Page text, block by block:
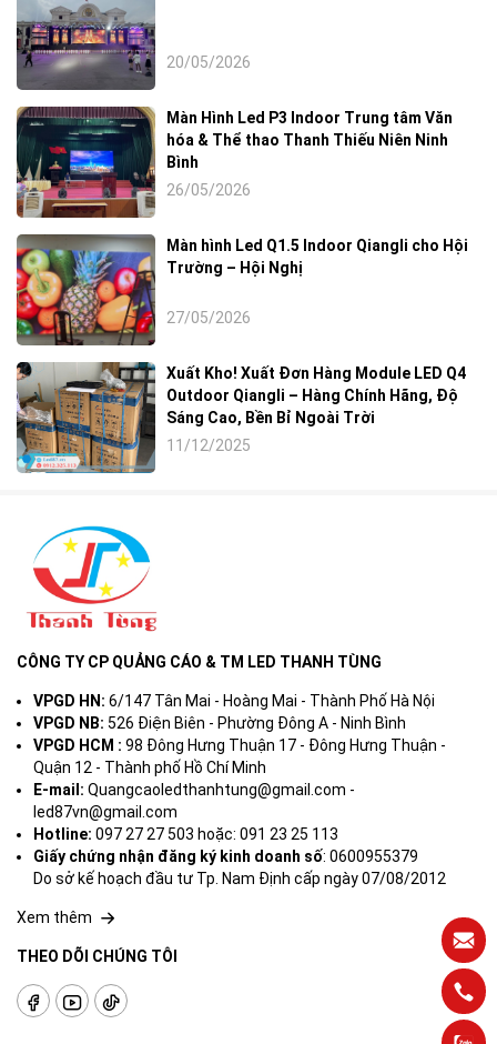
20/05/2026
Màn Hình Led P3 Indoor Trung tâm Văn
hóa & Thể thao Thanh Thiếu Niên Ninh
Bình
26/05/2026
Màn hình Led Q1.5 Indoor Qiangli cho Hội
Trường – Hội Nghị
27/05/2026
Xuất Kho! Xuất Đơn Hàng Module LED Q4
Outdoor Qiangli – Hàng Chính Hãng, Độ
Sáng Cao, Bền Bỉ Ngoài Trời
11/12/2025
CÔNG TY CP QUẢNG CÁO & TM LED THANH TÙNG
VPGD HN: 6/147 Tân Mai - Hoàng Mai - Thành Phố Hà Nội
VPGD NB: 526 Điện Biên - Phường Đông A - Ninh Bình
VPGD HCM : 98 Đông Hưng Thuận 17 - Đông Hưng Thuận -
Quận 12 - Thành phố Hồ Chí Minh
E-mail: Quangcaoledthanhtung@gmail.com -
led87vn@gmail.com
Hotline: 097 27 27 503 hoặc: 091 23 25 113
Giấy chứng nhận đăng ký kinh doanh số: 0600955379
Do sở kế hoạch đầu tư Tp. Nam Định cấp ngày 07/08/2012
Xem thêm
THEO DÕI CHÚNG TÔI